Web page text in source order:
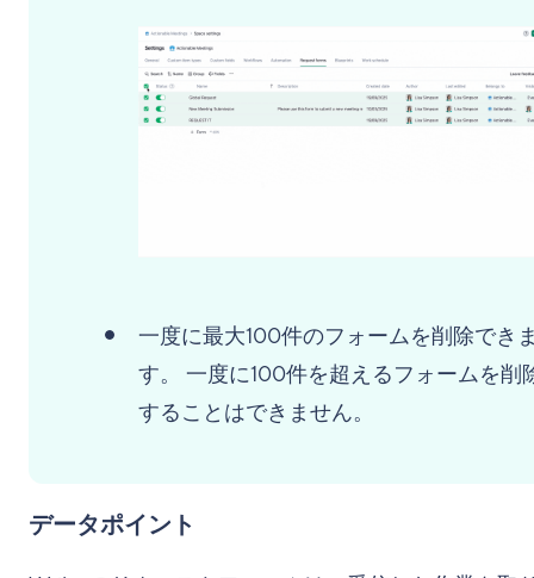
一度に最大100件のフォームを削除でき
す。 一度に100件を超えるフォームを削
することはできません。
データポイント